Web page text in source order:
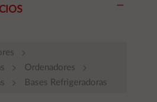
Ordenadores
Bases Refrigeradoras